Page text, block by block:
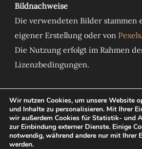
Bildnachweise
Die verwendeten Bilder stammen
eigener Erstellung oder von Pexels.
Die Nutzung erfolgt im Rahmen
Lizenzbedingungen.
Facebook
Instagram
YouTube
WhatsApp
Wir nutzen Cookies, um unsere Website
und Inhalte zu personalisieren. Mit Ihrer
wir außerdem Cookies für Statistik- und
zur Einbindung externer Dienste. Einige
notwendig, während andere nur mit Ihrer
werden.